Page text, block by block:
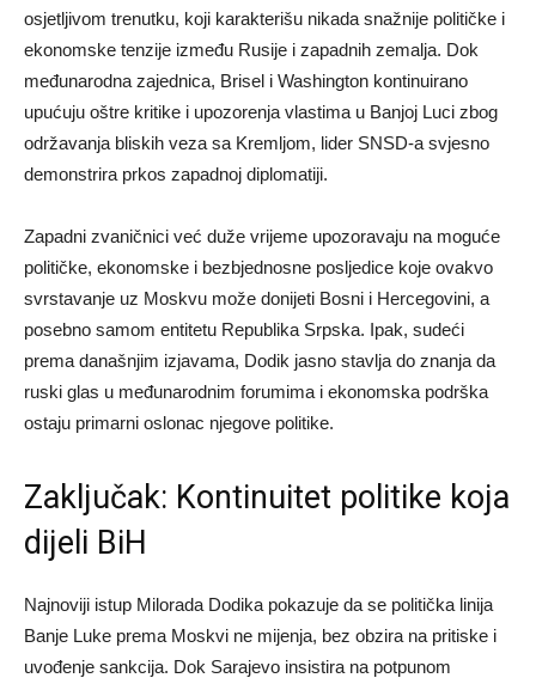
osjetljivom trenutku, koji karakterišu nikada snažnije političke i
ekonomske tenzije između Rusije i zapadnih zemalja. Dok
međunarodna zajednica, Brisel i Washington kontinuirano
upućuju oštre kritike i upozorenja vlastima u Banjoj Luci zbog
održavanja bliskih veza sa Kremljom, lider SNSD-a svjesno
demonstrira prkos zapadnoj diplomatiji.
Zapadni zvaničnici već duže vrijeme upozoravaju na moguće
političke, ekonomske i bezbjednosne posljedice koje ovakvo
svrstavanje uz Moskvu može donijeti Bosni i Hercegovini, a
posebno samom entitetu Republika Srpska. Ipak, sudeći
prema današnjim izjavama, Dodik jasno stavlja do znanja da
ruski glas u međunarodnim forumima i ekonomska podrška
ostaju primarni oslonac njegove politike.
Zaključak: Kontinuitet politike koja
dijeli BiH
Najnoviji istup Milorada Dodika pokazuje da se politička linija
Banje Luke prema Moskvi ne mijenja, bez obzira na pritiske i
uvođenje sankcija. Dok Sarajevo insistira na potpunom